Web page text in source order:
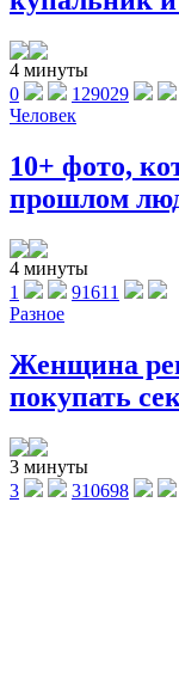
4 минуты
0
129029
Человек
10+ фото,
прошлом
4 минуты
1
91611
Разное
Женщина
покупать
3 минуты
3
310698